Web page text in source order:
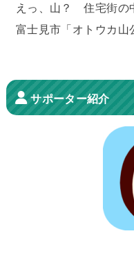
えっ、山？ 住宅街の
富士見市「オトウカ山
サポーター紹介